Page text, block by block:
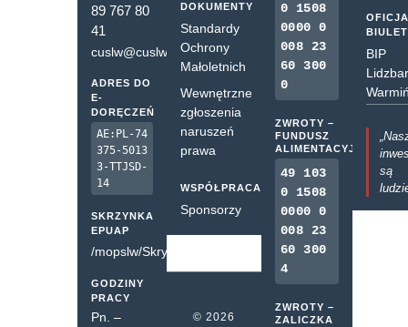
89 767 80
41
cuslw@cuslw.pl
ADRES DO
E-
DORĘCZEŃ
AE:PL-74
375-5013
3-TTJSD-
14
SKRZYNKA
EPUAP
/mopslw/SkrytkaESP
GODZINY
PRACY
Pn. –
DOKUMENTY
Standardy
Ochrony
Małoletnich
Wewnętrzne
zgłoszenia
naruszeń
prawa
WSPÓŁPRACA
Sponsorzy
© 2026
0 1508
0000 0
008 23
60 300
0
ZWROTY –
FUNDUSZ
ALIMENTACYJNY
49 103
0 1508
0000 0
008 23
60 300
4
ZWROTY –
ZALICZKA
BIP
są